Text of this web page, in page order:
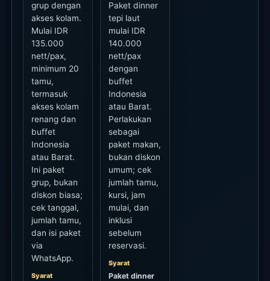
grup dengan
akses kolam.
Mulai IDR
135.000
nett/pax,
minimum 20
tamu,
termasuk
akses kolam
renang dan
buffet
Indonesia
atau Barat.
Ini paket
grup, bukan
diskon biasa;
cek tanggal,
jumlah tamu,
dan isi paket
via
WhatsApp.
Syarat
Paket dinner
tepi laut
mulai IDR
140.000
nett/pax
dengan
buffet
Indonesia
atau Barat.
Perlakukan
sebagai
paket makan,
bukan diskon
umum; cek
jumlah tamu,
kursi, jam
mulai, dan
inklusi
sebelum
reservasi.
Syarat
Paket dinner